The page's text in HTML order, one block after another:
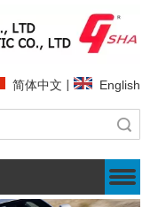
简体中文 | English